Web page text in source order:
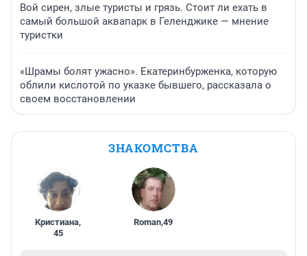
Вой сирен, злые туристы и грязь. Стоит ли ехать в
самый большой аквапарк в Геленджике — мнение
туристки
«Шрамы болят ужасно». Екатеринбурженка, которую
облили кислотой по указке бывшего, рассказала о
своем восстановлении
ЗНАКОМСТВА
Кристиана,
45
Roman,49